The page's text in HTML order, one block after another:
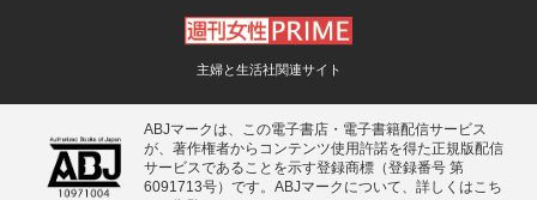
主婦と生活社関連サイト
ABJマークは、この電子書店・電子書籍配信サービス
が、著作権者からコンテンツ使用許諾を得た正規版配信
サービスであることを示す登録商標（登録番号 第
6091713号）です。ABJマークについて、詳しくはこち